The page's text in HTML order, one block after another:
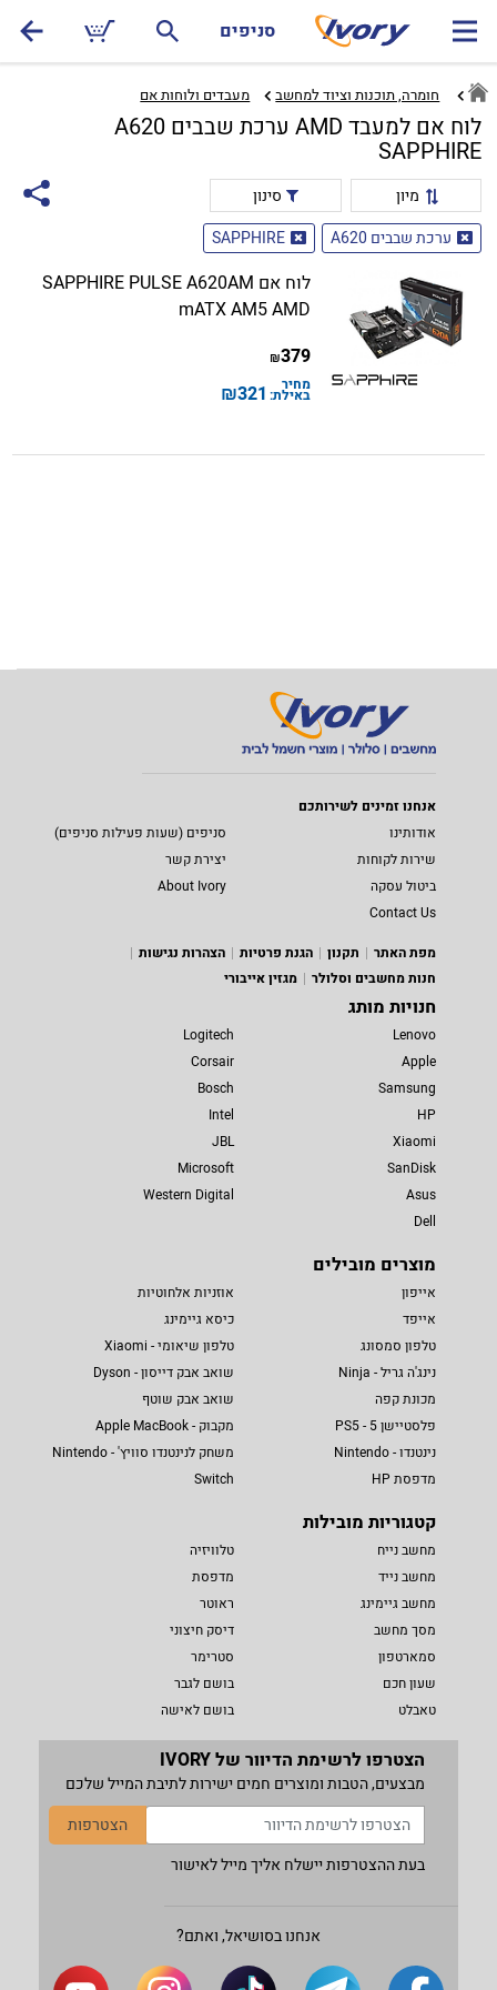
סניפים
חומרה, תוכנות וציוד למחשב מעבדים ולוחות אם‏
לוח אם למעבד AMD ערכת שבבים A620
SAPPHIRE
מיון
סינון
ערכת שבבים A620
SAPPHIRE
לוח אם SAPPHIRE PULSE A620AM
mATX AM5 AMD
379
₪
מחיר
באילת: 321
₪
אנחנו זמינים לשירותכם
אודותינו
סניפים (שעות פעילות סניפים)
שירות לקוחות
יצירת קשר
ביטול עסקה
About Ivory
Contact Us
מפת האתר
תקנון הגנת פרטיות
הצהרות נגישות
חנות מחשבים וסלולר
מגזין אייבורי
חנויות מותג
Lenovo
Apple
Samsung
HP
Xiaomi
SanDisk
Asus
Dell
Logitech
Corsair
Bosch
Intel
JBL
Microsoft
Western Digital
מוצרים מובילים
אייפון
אייפד
טלפון סמסונג
נינג'ה גריל - Ninja
מכונת קפה
פלסטיישן 5 - PS5
נינטנדו - Nintendo
מדפסת HP
אוזניות אלחוטיות
כיסא גיימינג
טלפון שיאומי - Xiaomi
שואב אבק דייסון - Dyson
שואב אבק שוטף
מקבוק - Apple MacBook
משחק לנינטנדו סוויץ' - Nintendo
Switch
קטגוריות מובילות
מחשב נייח
מחשב נייד
מחשב גיימינג
מסך מחשב
סמארטפון
שעון חכם
טאבלט
טלוויזיה
מדפסת
ראוטר
דיסק חיצוני
סטרימר
בושם לגבר
בושם לאישה
הצטרפו לרשימת הדיוור של IVORY
מבצעים, הטבות ומוצרים חמים ישירות לתיבת המייל שלכם
הצטרפות
בעת ההצטרפות יישלח אליך מייל לאישור
אנחנו בסושיאל, ואתם?